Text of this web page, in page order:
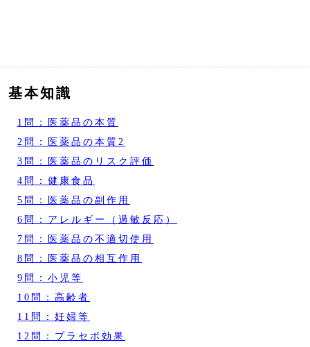
基本知識
1問：医薬品の本質
2問：医薬品の本質2
3問：医薬品のリスク評価
4問：健康食品
5問：医薬品の副作用
6問：アレルギー（過敏反応）
7問：医薬品の不適切使用
8問：医薬品の相互作用
9問：小児等
10問：高齢者
11問：妊婦等
12問：プラセボ効果